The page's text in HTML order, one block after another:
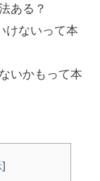
ある？
けないって本
いかもって本
]